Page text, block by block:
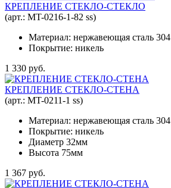
КРЕПЛЕНИЕ СТЕКЛО-СТЕКЛО
(арт.: MT-0216-1-82 ss)
Материал: нержавеющая сталь 304
Покрытие: никель
1 330 руб.
КРЕПЛЕНИЕ СТЕКЛО-СТЕНА
(арт.: MT-0211-1 ss)
Материал: нержавеющая сталь 304
Покрытие: никель
Диаметр 32мм
Высота 75мм
1 367 руб.